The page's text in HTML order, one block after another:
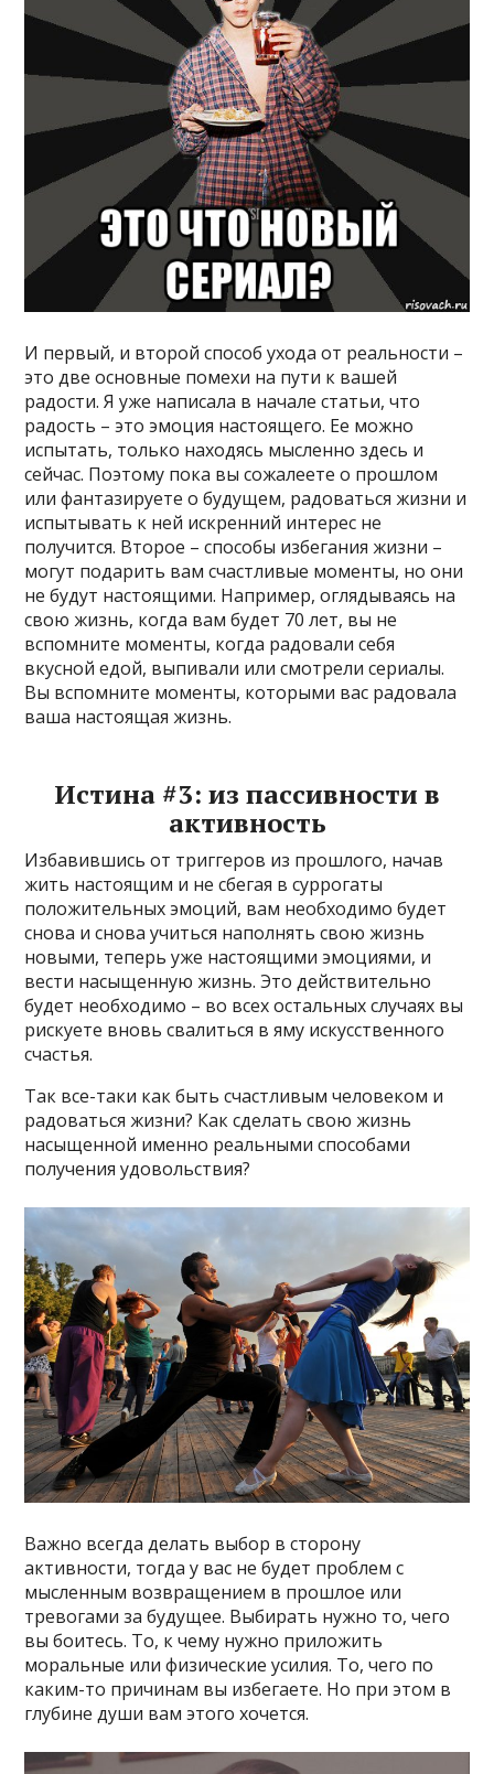
И первый, и второй способ ухода от реальности –
это две основные помехи на пути к вашей
радости. Я уже написала в начале статьи, что
радость – это эмоция настоящего. Ее можно
испытать, только находясь мысленно здесь и
сейчас. Поэтому пока вы сожалеете о прошлом
или фантазируете о будущем, радоваться жизни и
испытывать к ней искренний интерес не
получится. Второе – способы избегания жизни –
могут подарить вам счастливые моменты, но они
не будут настоящими. Например, оглядываясь на
свою жизнь, когда вам будет 70 лет, вы не
вспомните моменты, когда радовали себя
вкусной едой, выпивали или смотрели сериалы.
Вы вспомните моменты, которыми вас радовала
ваша настоящая жизнь.
Истина #3: из пассивности в
активность
Избавившись от триггеров из прошлого, начав
жить настоящим и не сбегая в суррогаты
положительных эмоций, вам необходимо будет
снова и снова учиться наполнять свою жизнь
новыми, теперь уже настоящими эмоциями, и
вести насыщенную жизнь. Это действительно
будет необходимо – во всех остальных случаях вы
рискуете вновь свалиться в яму искусственного
счастья.
Так все-таки как быть счастливым человеком и
радоваться жизни? Как сделать свою жизнь
насыщенной именно реальными способами
получения удовольствия?
Важно всегда делать выбор в сторону
активности, тогда у вас не будет проблем с
мысленным возвращением в прошлое или
тревогами за будущее. Выбирать нужно то, чего
вы боитесь. То, к чему нужно приложить
моральные или физические усилия. То, чего по
каким-то причинам вы избегаете. Но при этом в
глубине души вам этого хочется.